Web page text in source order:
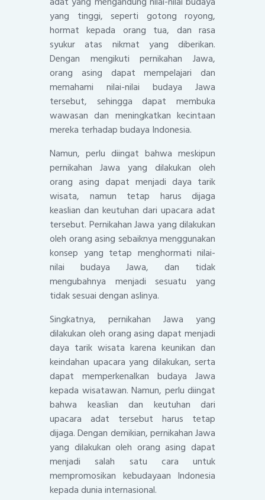
yang tinggi, seperti gotong royong,
hormat kepada orang tua, dan rasa
syukur atas nikmat yang diberikan.
Dengan mengikuti pernikahan Jawa,
orang asing dapat mempelajari dan
memahami nilai-nilai budaya Jawa
tersebut, sehingga dapat membuka
wawasan dan meningkatkan kecintaan
mereka terhadap budaya Indonesia.
Namun, perlu diingat bahwa meskipun
pernikahan Jawa yang dilakukan oleh
orang asing dapat menjadi daya tarik
wisata, namun tetap harus dijaga
keaslian dan keutuhan dari upacara adat
tersebut. Pernikahan Jawa yang dilakukan
oleh orang asing sebaiknya menggunakan
konsep yang tetap menghormati nilai-
nilai budaya Jawa, dan tidak
mengubahnya menjadi sesuatu yang
tidak sesuai dengan aslinya.
Singkatnya, pernikahan Jawa yang
dilakukan oleh orang asing dapat menjadi
daya tarik wisata karena keunikan dan
keindahan upacara yang dilakukan, serta
dapat memperkenalkan budaya Jawa
kepada wisatawan. Namun, perlu diingat
bahwa keaslian dan keutuhan dari
upacara adat tersebut harus tetap
dijaga. Dengan demikian, pernikahan Jawa
yang dilakukan oleh orang asing dapat
menjadi salah satu cara untuk
mempromosikan kebudayaan Indonesia
kepada dunia internasional.